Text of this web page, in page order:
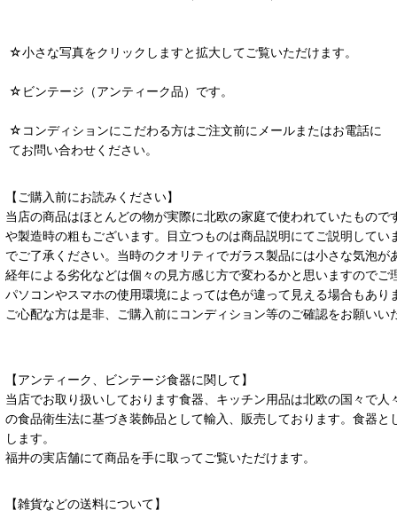
☆小さな写真をクリックしますと拡大してご覧いただけます。
☆ビンテージ（アンティーク品）です。
☆コンディションにこだわる方はご注文前にメールまたはお電話に
てお問い合わせください。
【ご購入前にお読みください】
当店の商品はほとんどの物が実際に北欧の家庭で使われていたもの
や製造時の粗もございます。目立つものは商品説明にてご説明して
でご了承ください。当時のクオリティでガラス製品には小さな気泡が
経年による劣化などは個々の見方感じ方で変わるかと思いますのでご
パソコンやスマホの使用環境によっては色が違って見える場合もあ
ご心配な方は是非、ご購入前にコンディション等のご確認をお願い
【アンティーク、ビンテージ食器に関して】
当店でお取り扱いしております食器、キッチン用品は北欧の国々で
の食品衛生法に基づき装飾品として輸入、販売しております。食器
します。
福井の実店舗にて商品を手に取ってご覧いただけます。
【雑貨などの送料について】